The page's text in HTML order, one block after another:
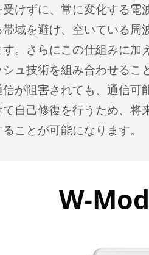
けずに、常に変化する電
域を避け、空いている周
す。さらにこの仕組みに加
シュ技術を組み合わせるこ
信が阻害されても、通信可
て自己修復を行うため、将
ことが可能になります。
W-